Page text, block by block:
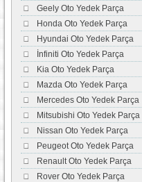
Geely Oto Yedek Parça
Honda Oto Yedek Parça
Hyundai Oto Yedek Parça
İnfiniti Oto Yedek Parça
Kia Oto Yedek Parça
Mazda Oto Yedek Parça
Mercedes Oto Yedek Parça
Mitsubishi Oto Yedek Parça
Nissan Oto Yedek Parça
Peugeot Oto Yedek Parça
Renault Oto Yedek Parça
Rover Oto Yedek Parça